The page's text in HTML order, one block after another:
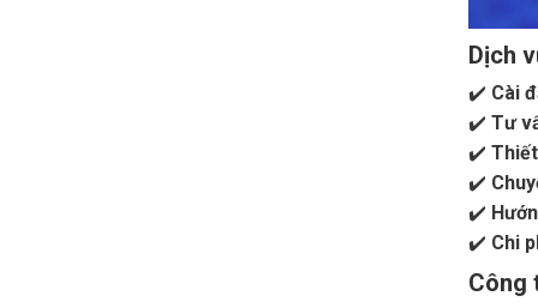
Dịch
✔️ Cài
✔️ Tư
✔️
✔️
✔️
✔️ Chi
Công